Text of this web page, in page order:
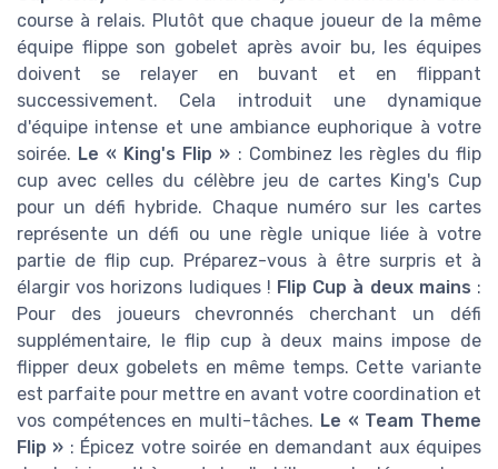
course à relais. Plutôt que chaque joueur de la même
équipe flippe son gobelet après avoir bu, les équipes
doivent se relayer en buvant et en flippant
successivement. Cela introduit une dynamique
d'équipe intense et une ambiance euphorique à votre
soirée. Le « King's Flip » : Combinez les règles du flip
cup avec celles du célèbre jeu de cartes King's Cup
pour un défi hybride. Chaque numéro sur les cartes
représente un défi ou une règle unique liée à votre
partie de flip cup. Préparez-vous à être surpris et à
élargir vos horizons ludiques ! Flip Cup à deux mains :
Pour des joueurs chevronnés cherchant un défi
supplémentaire, le flip cup à deux mains impose de
flipper deux gobelets en même temps. Cette variante
est parfaite pour mettre en avant votre coordination et
vos compétences en multi-tâches. Le « Team Theme
Flip » : Épicez votre soirée en demandant aux équipes